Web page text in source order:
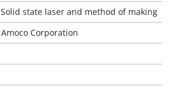
Solid state laser and method of making
Amoco Corporation